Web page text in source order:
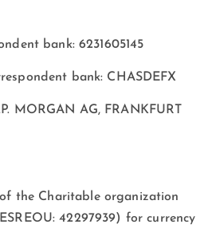
bank: 6231605145
bank: CHASDEFX
MORGAN AG, FRANKFURT
the Charitable organization
42297939) for currency